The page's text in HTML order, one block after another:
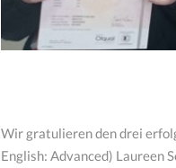
Wir gratulieren den drei
English: Advanced) Laureen